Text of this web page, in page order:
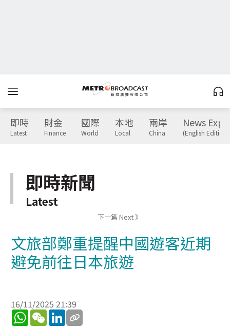
即時
Latest
財金
Finance
國際
World
本地
Local
兩岸
China
News
(English Edition)
即時新聞
Latest
下一篇 Next 》
文旅部鄭重提醒中國遊客近期
避免前往日本旅遊
16/11/2025 21:39
WhatsApp
WeChatLinkedIn